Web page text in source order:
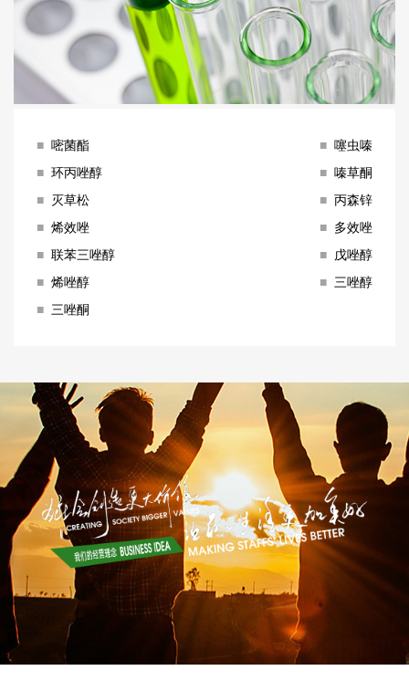
■ 嘧菌酯 ■ 噻虫嗪
■ 环丙唑醇 ■ 嗪草酮
■ 灭草松 ■ 丙森锌
■ 烯效唑 ■ 多效唑
■ 联苯三唑醇 ■
戊唑醇
■ 烯唑醇 ■ 三唑醇
■ 三唑酮